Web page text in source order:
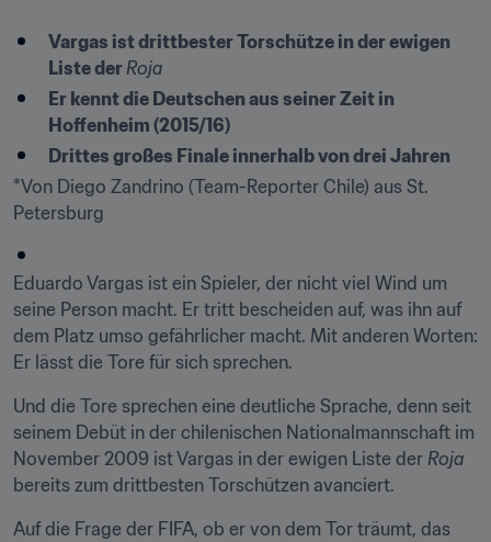
Vargas ist drittbester Torschütze in der ewigen
Liste der Roja
Er kennt die Deutschen aus seiner Zeit in
Hoffenheim (2015/16)
Drittes großes Finale innerhalb von drei Jahren
*Von Diego Zandrino (Team-Reporter Chile) aus St.
Petersburg
Eduardo Vargas ist ein Spieler, der nicht viel Wind um
seine Person macht. Er tritt bescheiden auf, was ihn auf
dem Platz umso gefährlicher macht. Mit anderen Worten:
Er lässt die Tore für sich sprechen.
Und die Tore sprechen eine deutliche Sprache, denn seit
seinem Debüt in der chilenischen Nationalmannschaft im
November 2009 ist Vargas in der ewigen Liste der Roja
bereits zum drittbesten Torschützen avanciert.
Auf die Frage der FIFA, ob er von dem Tor träumt, das